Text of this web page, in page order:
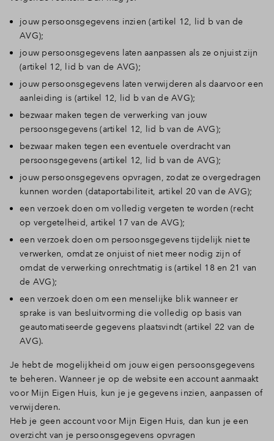
jouw persoonsgegevens inzien (artikel 12, lid b van de
AVG);
jouw persoonsgegevens laten aanpassen als ze onjuist zijn
(artikel 12, lid b van de AVG);
jouw persoonsgegevens laten verwijderen als daarvoor een
aanleiding is (artikel 12, lid b van de AVG);
bezwaar maken tegen de verwerking van jouw
persoonsgegevens (artikel 12, lid b van de AVG);
bezwaar maken tegen een eventuele overdracht van
persoonsgegevens (artikel 12, lid b van de AVG);
jouw persoonsgegevens opvragen, zodat ze overgedragen
kunnen worden (dataportabiliteit, artikel 20 van de AVG);
een verzoek doen om volledig vergeten te worden (recht
op vergetelheid, artikel 17 van de AVG);
een verzoek doen om persoonsgegevens tijdelijk niet te
verwerken, omdat ze onjuist of niet meer nodig zijn of
omdat de verwerking onrechtmatig is (artikel 18 en 21 van
de AVG);
een verzoek doen om een menselijke blik wanneer er
sprake is van besluitvorming die volledig op basis van
geautomatiseerde gegevens plaatsvindt (artikel 22 van de
AVG).
Je hebt de mogelijkheid om jouw eigen persoonsgegevens
te beheren. Wanneer je op de website een account aanmaakt
voor Mijn Eigen Huis, kun je je gegevens inzien, aanpassen of
verwijderen.
Heb je geen account voor Mijn Eigen Huis, dan kun je een
overzicht van je persoonsgegevens opvragen